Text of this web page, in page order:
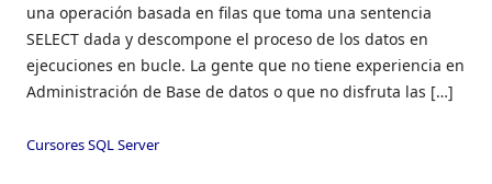
una operación basada en filas que toma una sentencia
SELECT dada y descompone el proceso de los datos en
ejecuciones en bucle. La gente que no tiene experiencia en
Administración de Base de datos o que no disfruta las […]
Cursores SQL Server